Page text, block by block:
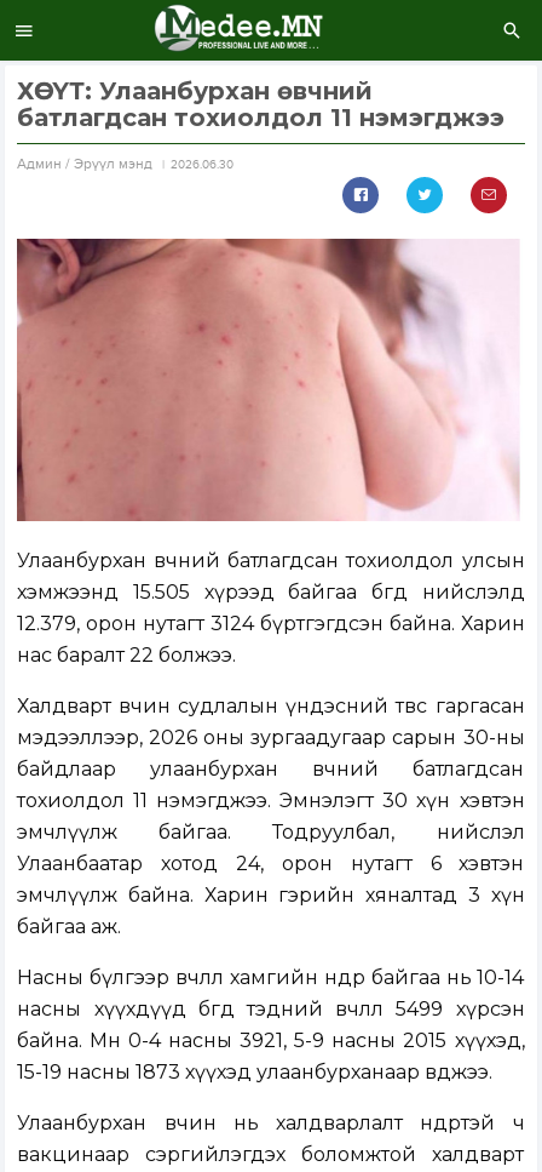
ХӨСҮТ: Улаанбурхан өвчний
батлагдсан тохиолдол 11 нэмэгджээ
Aдмин / Эрүүл мэнд 2026.06.30
Улаанбурхан өвчний батлагдсан тохиолдол улсын
хэмжээнд 15.505 хүрээд байгаа бөгөөд нийслэлд
12.379, орон нутагт 3124 бүртгэгдсэн байна. Харин
нас баралт 22 болжээ.
Халдварт өвчин судлалын үндэсний төвөөс гаргасан
мэдээллээр, 2026 оны зургаадугаар сарын 30-ны
байдлаар улаанбурхан өвчний батлагдсан
тохиолдол 11 нэмэгджээ. Эмнэлэгт 30 хүн хэвтэн
эмчлүүлж байгаа. Тодруулбал, нийслэл
Улаанбаатар хотод 24, орон нутагт 6 хэвтэн
эмчлүүлж байна. Харин гэрийн хяналтад 3 хүн
байгаа аж.
Насны бүлгээр өвчлөл хамгийн өндөр байгаа нь 10-14
насны хүүхдүүд бөгөөд тэдний өвчлөл 5499 хүрсэн
байна. Мөн 0-4 насны 3921, 5-9 насны 2015 хүүхэд,
15-19 насны 1873 хүүхэд улаанбурханаар өвджээ.
Улаанбурхан өвчин нь халдварлалт өндөртэй ч
вакцинаар сэргийлэгдэх боломжтой халдварт